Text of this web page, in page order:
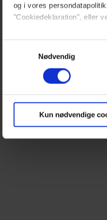
og i vores
"Cookiedeklaration", eller
Dine valg anvendes på
vores trafik. Vi deler også
Nødvendig
Kun nødvendige